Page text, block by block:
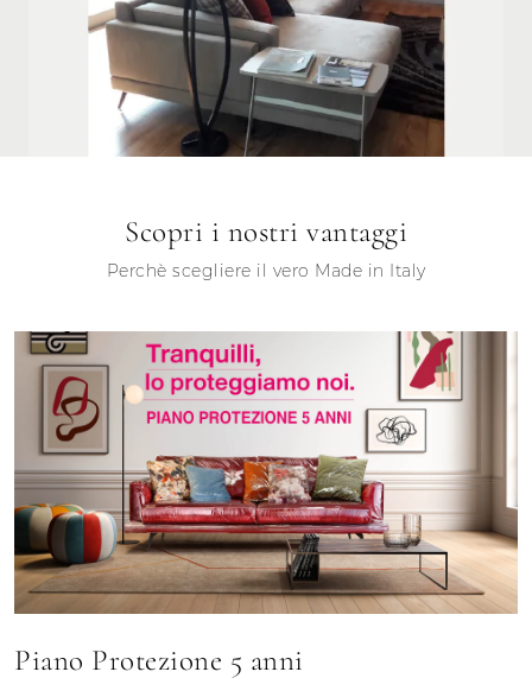
Scopri i nostri vantaggi
Perchè scegliere il vero Made in Italy
Piano Protezione 5 anni